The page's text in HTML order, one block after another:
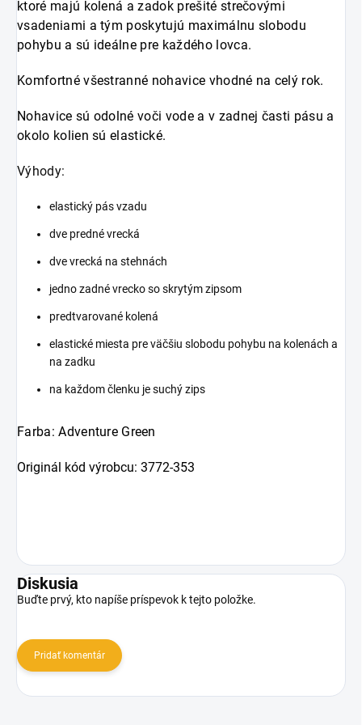
ktoré majú kolená a zadok prešité strečovými
vsadeniami a tým poskytujú maximálnu slobodu
pohybu a sú ideálne pre každého lovca.
Komfortné všestranné nohavice vhodné na celý rok.
Nohavice sú odolné voči vode a v zadnej časti pásu a
okolo kolien sú elastické.
Výhody:
elastický pás vzadu
dve predné vrecká
dve vrecká na stehnách
jedno zadné vrecko so skrytým zipsom
predtvarované kolená
elastické miesta pre väčšiu slobodu pohybu na kolenách a
na zadku
na každom členku je suchý zips
Farba: Adventure Green
Originál kód výrobcu: 3772-353
Diskusia
Buďte prvý, kto napíše príspevok k tejto položke.
Pridať komentár